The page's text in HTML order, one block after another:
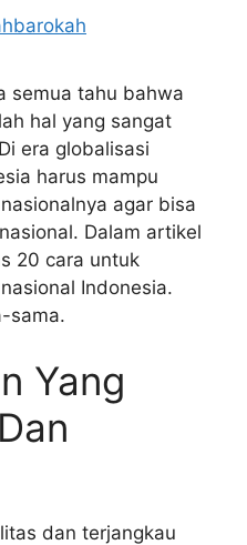
semua tahu bahwa
hal yang sangat
era globalisasi
harus mampu
agar bisa
Dalam artikel
20 cara untuk
Indonesia.
sama.
Yang
dan terjangkau